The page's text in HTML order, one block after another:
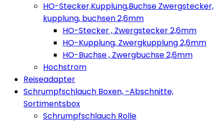
HO-Stecker,Kupplung,Buchse Zwergstecker,
kupplung, buchsen 2,6mm
HO-Stecker , Zwergstecker 2,6mm
HO-Kupplung, Zwergkupplung 2,6mm
HO-Buchse , Zwergbuchse 2,6mm
Hochstrom
Reiseadapter
Schrumpfschlauch Boxen, -Abschnitte,
Sortimentsbox
Schrumpfschlauch Rolle